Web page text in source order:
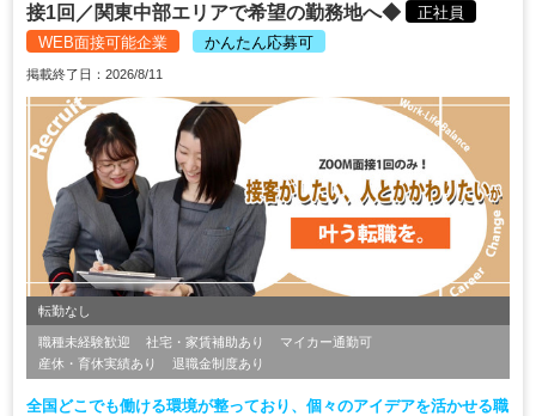
接1回／関東中部エリアで希望の勤務地へ◆
正社員
WEB面接可能企業
かんたん応募可
掲載終了日：2026/8/11
転勤なし
職種未経験歓迎 社宅・家賃補助あり
マイカー通勤可
産休・育休実績あり
退職金制度あり
全国どこでも働ける環境が整っており、個々のアイデアを活かせる職